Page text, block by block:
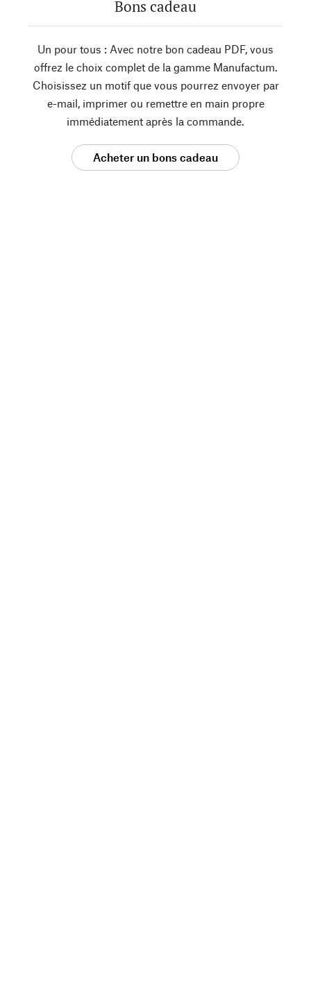
Bons cadeau
Un pour tous : Avec notre bon cadeau PDF, vous
offrez le choix complet de la gamme Manufactum.
Choisissez un motif que vous pourrez envoyer par
e-mail, imprimer ou remettre en main propre
immédiatement après la commande.
Acheter un bons cadeau